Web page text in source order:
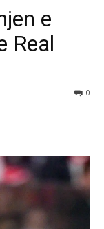
e
Real
0